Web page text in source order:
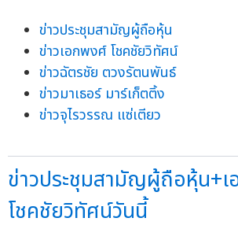
ข่าวประชุมสามัญผู้ถือหุ้น
ข่าวเอกพงศ์ โชคชัยวิทัศน์
ข่าวฉัตรชัย ตวงรัตนพันธ์
ข่าวมาเธอร์ มาร์เก็ตติ้ง
ข่าวจุไรวรรณ แซ่เตียว
ข่าวประชุมสามัญผู้ถือหุ้น+
โชคชัยวิทัศน์วันนี้